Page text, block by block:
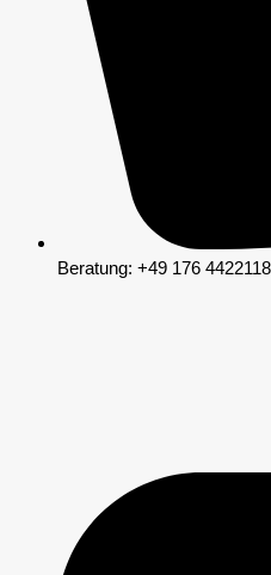
Beratung: +49 176